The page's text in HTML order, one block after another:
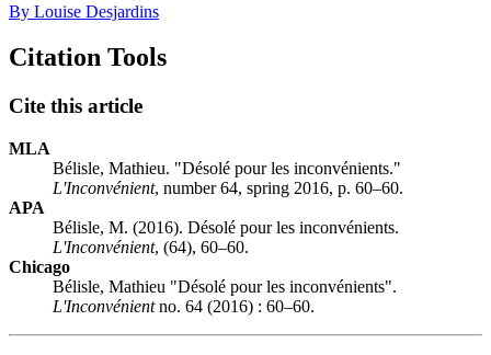
By Louise Desjardins
Citation Tools
Cite this article
MLA
Bélisle, Mathieu. "Désolé pour les inconvénients."
L'Inconvénient, number 64, spring 2016, p. 60–60.
APA
Bélisle, M. (2016). Désolé pour les inconvénients.
L'Inconvénient, (64), 60–60.
Chicago
Bélisle, Mathieu "Désolé pour les inconvénients".
L'Inconvénientno. 64 (2016) : 60–60.